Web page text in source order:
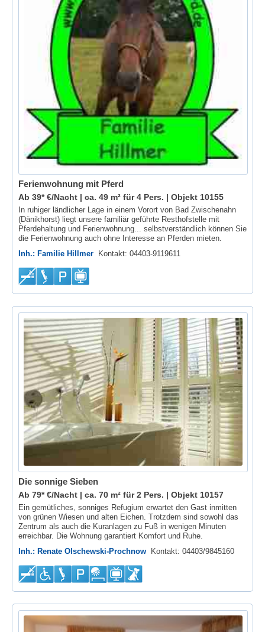
Ferienwohnung mit Pferd
Ab 39* €/Nacht | ca. 49 m² für 4 Pers. | Objekt 10155
In ruhiger ländlicher Lage in einem Vorort von Bad Zwischenahn
(Dänikhorst) liegt unsere familiär geführte Resthofstelle mit
Pferdehaltung und Ferienwohnung... selbstverständlich können Sie
die Ferienwohnung auch ohne Interesse an Pferden mieten.
Inh.: Familie Hillmer
Kontakt: 04403-9119611
Die sonnige Sieben
Ab 79* €/Nacht | ca. 70 m² für 2 Pers. | Objekt 10157
Ein gemütliches, sonniges Refugium erwartet den Gast inmitten
von grünen Wiesen und alten Eichen. Trotzdem sind sowohl das
Zentrum als auch die Kuranlagen zu Fuß in wenigen Minuten
erreichbar. Die Wohnung garantiert Komfort und Ruhe.
Inh.: Renate Olschewski-Prochnow
Kontakt: 04403/9845160